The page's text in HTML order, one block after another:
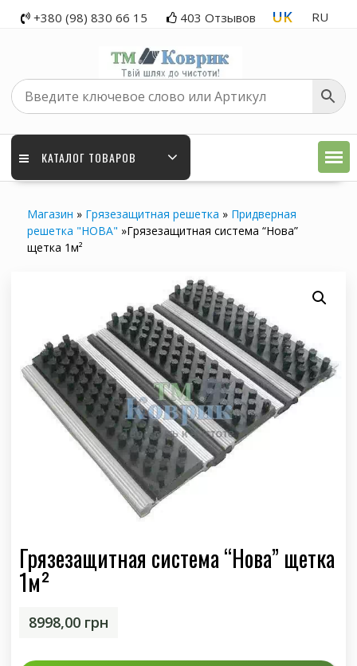
+380 (98) 830 66 15 403 Отзывов UK RU
КАТАЛОГ ТОВАРОВ
Магазин » Грязезащитная решетка » Придверная
решетка "НОВА" »Грязезащитная система “Нова”
щетка 1м²
Грязезащитная система “Нова” щетка
1м²
8998,00 грн